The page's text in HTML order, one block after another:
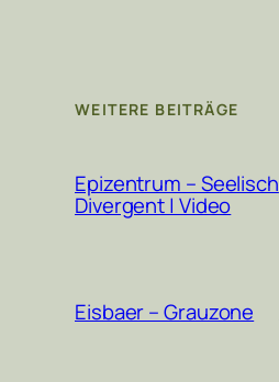
WEITERE BEITRÄGE
Epizentrum – Seelisch
Divergent | Video
Eisbaer – Grauzone